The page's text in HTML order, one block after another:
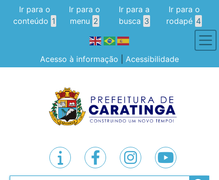
Ir para o
conteúdo 1
Ir para o
menu 2
Ir para a
busca 3
Ir para o
rodapé 4
Acesso à informação Acessibilidade